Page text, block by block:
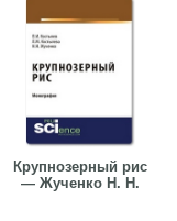
Крупнозерный рис
— Жученко Н. Н.